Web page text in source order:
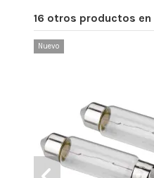
16 otros productos
Nuevo